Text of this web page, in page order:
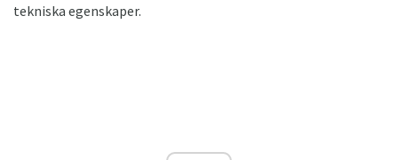
tekniska egenskaper.